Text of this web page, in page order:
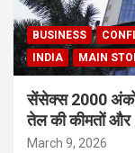
BUSINESS
INDIA
MAIN
सेंसेक्स 2000 अंकों
तेल की कीमतों और
March 9, 2026